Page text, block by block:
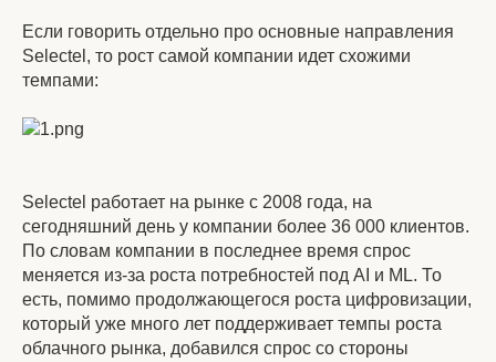
Если говорить отдельно про основные направления
Selectel, то рост самой компании идет схожими
темпами:
Selectel работает на рынке с 2008 года, на
сегодняшний день у компании более 36 000 клиентов.
По словам компании в последнее время спрос
меняется из-за роста потребностей под AI и ML. То
есть, помимо продолжающегося роста цифровизации,
который уже много лет поддерживает темпы роста
облачного рынка, добавился спрос со стороны